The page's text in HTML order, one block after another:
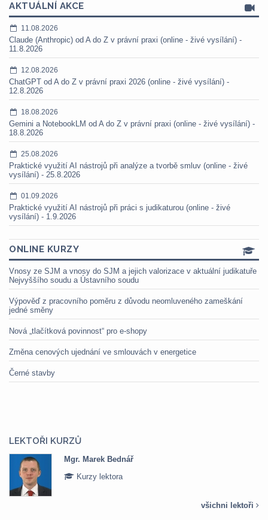
AKTUÁLNÍ AKCE
11.08.2026
Claude (Anthropic) od A do Z v právní praxi (online - živé vysílání) -
11.8.2026
12.08.2026
ChatGPT od A do Z v právní praxi 2026 (online - živé vysílání) -
12.8.2026
18.08.2026
Gemini a NotebookLM od A do Z v právní praxi (online - živé vysílání) -
18.8.2026
25.08.2026
Praktické využití AI nástrojů při analýze a tvorbě smluv (online - živé
vysílání) - 25.8.2026
01.09.2026
Praktické využití AI nástrojů při práci s judikaturou (online - živé
vysílání) - 1.9.2026
ONLINE KURZY
Vnosy ze SJM a vnosy do SJM a jejich valorizace v aktuální judikatuře
Nejvyššího soudu a Ústavního soudu
Výpověď z pracovního poměru z důvodu neomluveného zameškání
jedné směny
Nová „tlačítková povinnost“ pro e-shopy
Změna cenových ujednání ve smlouvách v energetice
Černé stavby
LEKTOŘI KURZŮ
Mgr. Marek Bednář
Kurzy lektora
všichni lektoři